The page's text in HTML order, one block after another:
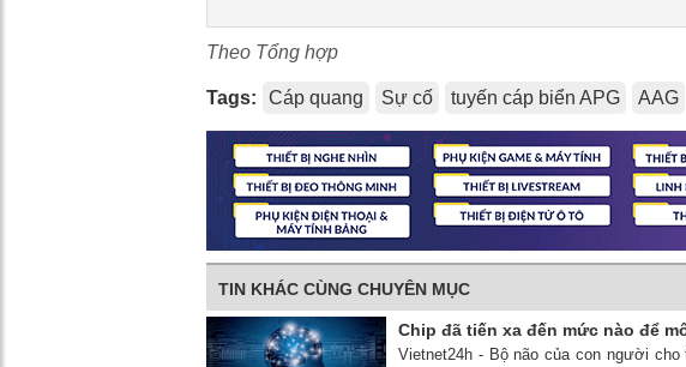
Theo Tổng hợp
Tags: Cáp quang Sự cố tuyến cáp biển APG AAG
TIN KHÁC CÙNG CHUYÊN MỤC
Chip đã tiến xa đến mức nào để
Vietnet24h - Bộ não của con người